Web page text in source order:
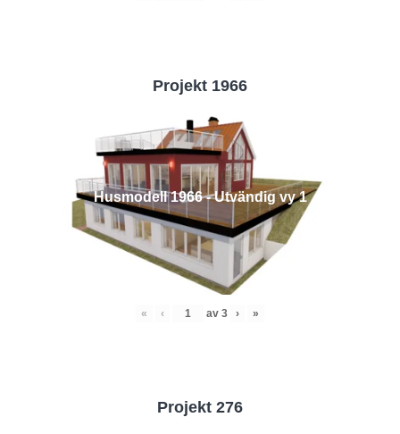
Projekt 1966
Husmodell 1966 - Utvändig vy 1
« ‹ av 3 › »
Projekt 276